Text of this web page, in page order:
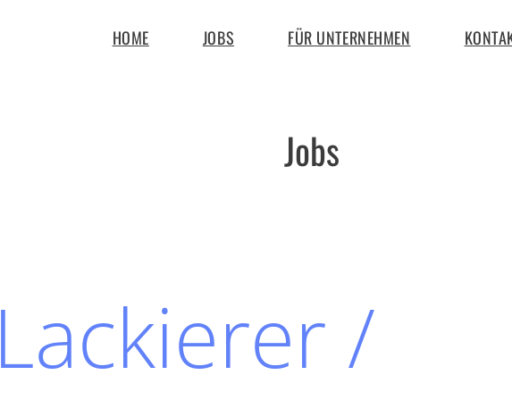
HOME JOBS FÜR UNTERNEHMEN
Jobs
Lackierer /